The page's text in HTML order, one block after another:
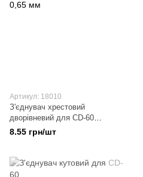
Артикул: 18010
З'єднувач хрестовий
дворівневий для CD-60
(60х60мм) Товщина металу -
0,65 мм
8.55 грн/шт